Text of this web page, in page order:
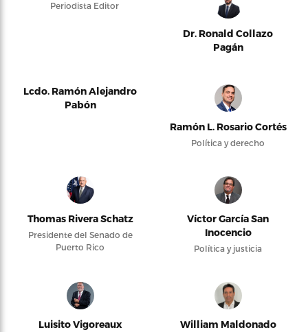
Periodista Editor
Dr. Ronald Collazo
Pagán
Lcdo. Ramón Alejandro
Pabón
Ramón L. Rosario Cortés
Política y derecho
Thomas Rivera Schatz
Presidente del Senado de
Puerto Rico
Víctor García San
Inocencio
Política y justicia
Luisito Vigoreaux William Maldonado